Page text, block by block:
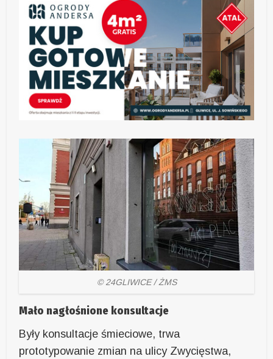
© 24GLIWICE / ŻMS
Mało nagłośnione konsultacje
Były konsultacje śmieciowe, trwa
prototypowanie zmian na ulicy Zwycięstwa,